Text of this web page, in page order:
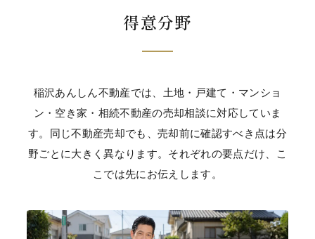
得意分野
稲沢あんしん不動産では、土地・戸建て・マンショ
ン・空き家・相続不動産の売却相談に対応していま
す。同じ不動産売却でも、売却前に確認すべき点は分
野ごとに大きく異なります。それぞれの要点だけ、こ
こでは先にお伝えします。